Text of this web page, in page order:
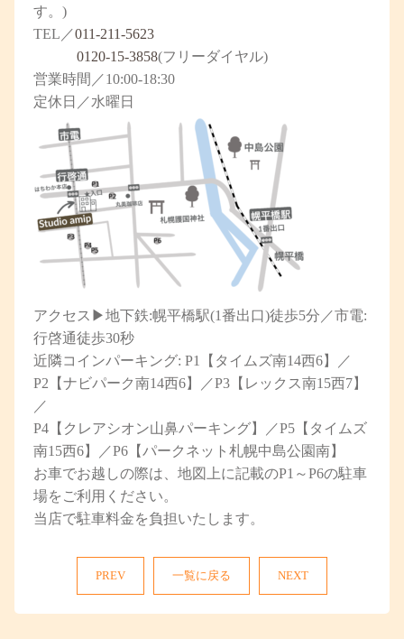
す。)
TEL／011-211-5623
0120-15-3858(フリーダイヤル)
営業時間／10:00-18:30
定休日／水曜日
アクセス▶︎地下鉄:幌平橋駅(1番出口)徒歩5分／市電:
行啓通徒歩30秒
近隣コインパーキング: P1【タイムズ南14西6】／
P2【ナビパーク南14西6】／P3【レックス南15西7】
／
P4【クレアシオン山鼻パーキング】／P5【タイムズ
南15西6】／P6【パークネット札幌中島公園南】
お車でお越しの際は、地図上に記載のP1～P6の駐車
場をご利用ください。
当店で駐車料金を負担いたします。
PREV 一覧に戻る NEXT